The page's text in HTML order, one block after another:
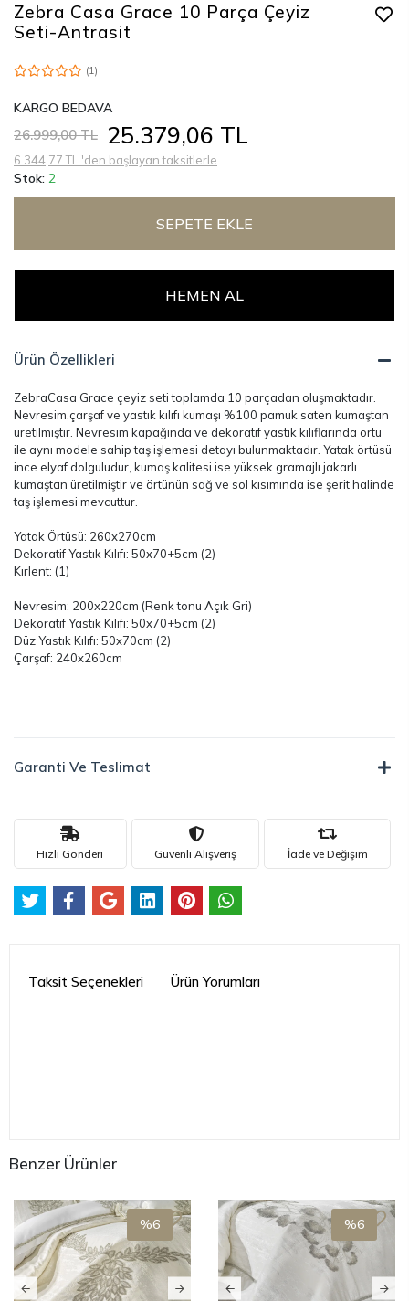
Zebra Casa Grace 10 Parça Çeyiz
Seti-Antrasit
(1)
KARGO BEDAVA
26.999,00 TL 25.379,06 TL
6.344,77 TL 'den başlayan taksitlerle
Stok: 2
SEPETE EKLE
HEMEN AL
Ürün Özellikleri
ZebraCasa Grace çeyiz seti toplamda 10 parçadan oluşmaktadır.
Nevresim,çarşaf ve yastık kılıfı kumaşı %100 pamuk saten kumaştan
üretilmiştir. Nevresim kapağında ve dekoratif yastık kılıflarında örtü
ile aynı modele sahip taş işlemesi detayı bulunmaktadır. Yatak örtüsü
ince elyaf dolguludur, kumaş kalitesi ise yüksek gramajlı jakarlı
kumaştan üretilmiştir ve örtünün sağ ve sol kısımında ise şerit halinde
taş işlemesi mevcuttur.
Yatak Örtüsü: 260x270cm
Dekoratif Yastık Kılıfı: 50x70+5cm (2)
Kırlent: (1)
Nevresim: 200x220cm (Renk tonu Açık Gri)
Dekoratif Yastık Kılıfı: 50x70+5cm (2)
Düz Yastık Kılıfı: 50x70cm (2)
Çarşaf: 240x260cm
Garanti Ve Teslimat
Hızlı Gönderi Güvenli Alışveriş İade ve Değişim
Taksit Seçenekleri Ürün Yorumları
Benzer Ürünler
%6 %6